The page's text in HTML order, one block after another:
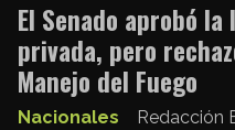
El Senado aprobó
privada, pero
Manejo del Fuego
Redacción
Nacionales